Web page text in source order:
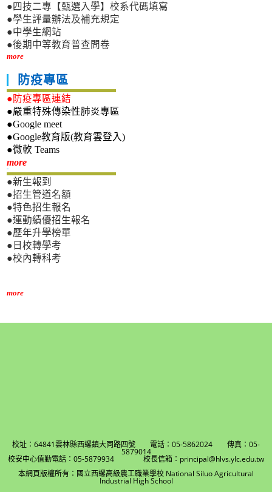
●四技二專【甄選入學】校系代碼填寫
●學生評量辦法及補充規定
●中學生網站
●後期中等教育普查問卷
more
防疫專區
●防疫專區連結
●嚴重特殊傳染性肺炎專區
●Google meet
●Google教育版(教育雲登入)
●微軟 Teams
more新生專區
●新生報到
●招生管道名額
●特色招生報名
●運動績優招生報名
●歷年升學榜單
●日校轉學考
●校內轉科考
more
校址：64841雲林縣西螺鎮大同路四號 電話：05-5862024 傳真：05-
5879014
校安中心值勤電話：05-5879934 校長信箱：principal@hlvs.ylc.edu.tw
本網頁版權所有：國立西螺高級農工職業學校 National Siluo Agricultural
Industrial High School